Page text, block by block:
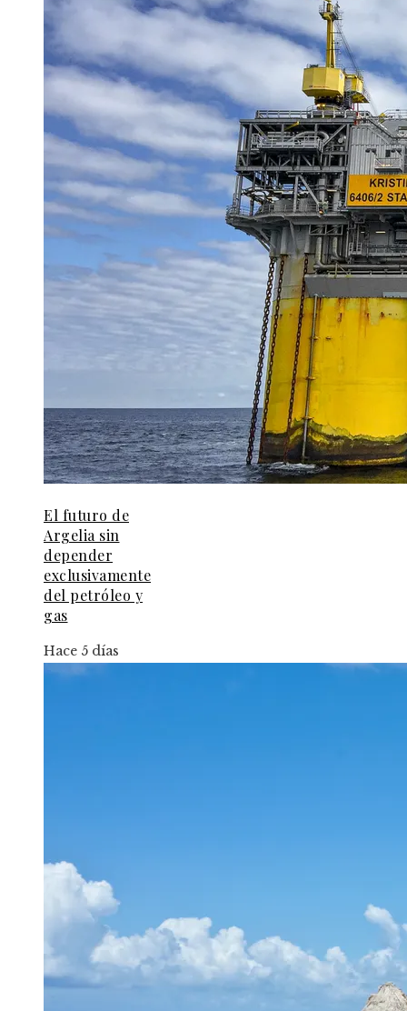
El futuro de
Argelia sin
depender
exclusivamente
del petróleo y
gas
Hace 5 días